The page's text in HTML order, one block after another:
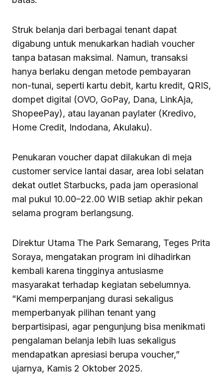
Struk belanja dari berbagai tenant dapat
digabung untuk menukarkan hadiah voucher
tanpa batasan maksimal. Namun, transaksi
hanya berlaku dengan metode pembayaran
non-tunai, seperti kartu debit, kartu kredit, QRIS,
dompet digital (OVO, GoPay, Dana, LinkAja,
ShopeePay), atau layanan paylater (Kredivo,
Home Credit, Indodana, Akulaku).
Penukaran voucher dapat dilakukan di meja
customer service lantai dasar, area lobi selatan
dekat outlet Starbucks, pada jam operasional
mal pukul 10.00–22.00 WIB setiap akhir pekan
selama program berlangsung.
Direktur Utama The Park Semarang, Teges Prita
Soraya, mengatakan program ini dihadirkan
kembali karena tingginya antusiasme
masyarakat terhadap kegiatan sebelumnya.
“Kami memperpanjang durasi sekaligus
memperbanyak pilihan tenant yang
berpartisipasi, agar pengunjung bisa menikmati
pengalaman belanja lebih luas sekaligus
mendapatkan apresiasi berupa voucher,”
ujarnya, Kamis 2 Oktober 2025.